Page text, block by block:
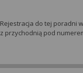
Rejestracja do tej poradni
z przychodnią pod